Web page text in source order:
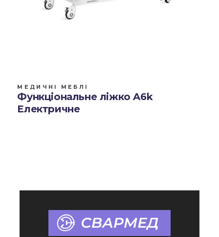
МЕДИЧНІ МЕБЛІ
Функціональне ліжко A6k
Електричне